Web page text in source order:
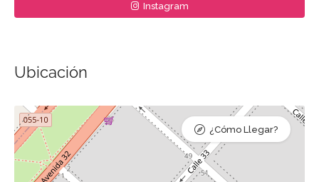
Instagram
Ubicación
¿Cómo Llegar?